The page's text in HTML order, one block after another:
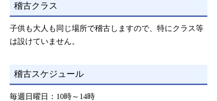
稽古クラス
子供も大人も同じ場所で稽古しますので、特にクラス等
は設けていません。
稽古スケジュール
毎週日曜日：10時～14時